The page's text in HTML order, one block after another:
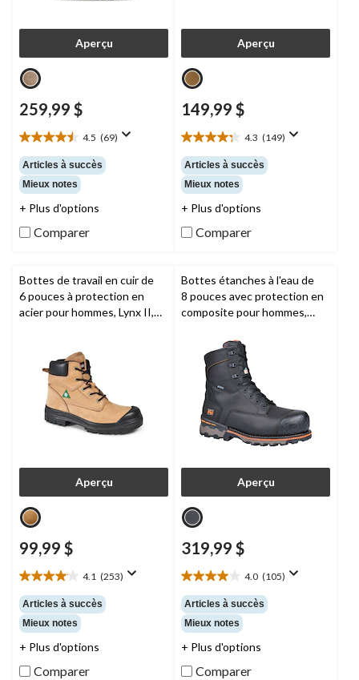
Aperçu
259,99 $
4.5 (69)
4.5
étoile(s)
sur
5.
69
Articles à succès
Mieux notes
+ Plus d'options
Comparer
Aperçu
149,99 $
4.3 (149)
4.3
étoile(s)
sur
5.
149
Articles à succès
Mieux notes
+ Plus d'options
Comparer
Bottes de travail en cuir de
6 pouces à protection en
acier pour hommes, Lynx II,
Aperçu
99,99 $
4.1 (253)
4.1
étoile(s)
sur
5.
253
Articles à succès
Mieux notes
+ Plus d'options
Comparer
Bottes étanches à l'eau de
8 pouces avec protection en
composite pour hommes,
Aperçu
319,99 $
4.0 (105)
4.0
étoile(s)
sur
5.
105
Articles à succès
Mieux notes
+ Plus d'options
Comparer